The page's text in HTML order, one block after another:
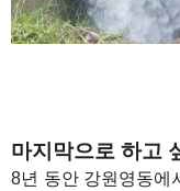
마지막으로 하고
8년 동안 강원영동에